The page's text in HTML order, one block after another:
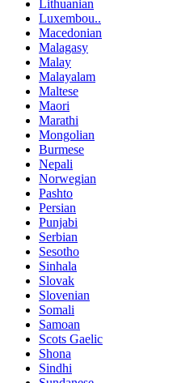
Lithuanian
Luxembou..
Macedonian
Malagasy
Malay
Malayalam
Maltese
Maori
Marathi
Mongolian
Burmese
Nepali
Norwegian
Pashto
Persian
Punjabi
Serbian
Sesotho
Sinhala
Slovak
Slovenian
Somali
Samoan
Scots Gaelic
Shona
Sindhi